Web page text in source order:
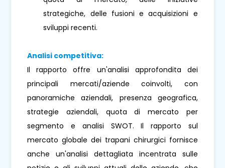
strategiche, delle fusioni e acquisizioni e
sviluppi recenti.
Analisi competitiva:
Il rapporto offre un'analisi approfondita dei
principali mercati/aziende coinvolti, con
panoramiche aziendali, presenza geografica,
strategie aziendali, quota di mercato per
segmento e analisi SWOT. Il rapporto sul
mercato globale dei trapani chirurgici fornisce
anche un'analisi dettagliata incentrata sulle